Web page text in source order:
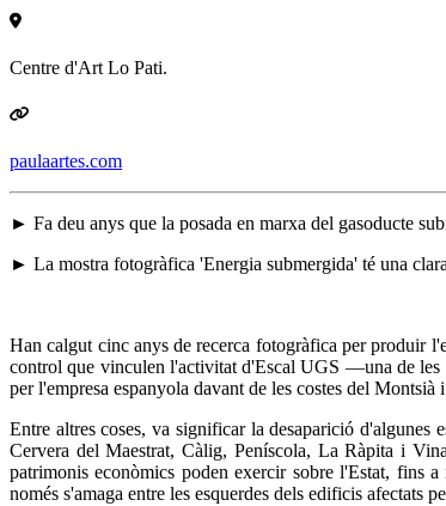
Centre d'Art Lo Pati.
paulaartes.com
► Fa deu anys que la posada en marxa del gasoducte
► La mostra fotogràfica 'Energia submergida' té una
Han calgut cinc anys de recerca fotogràfica per produir
control que vinculen l'activitat d'Escal UGS —una de les
per l'empresa espanyola davant de les costes del
Entre altres coses, va significar la desaparició d'algunes
Cervera del Maestrat, Càlig, Peníscola, La Ràpita i
patrimonis econòmics poden exercir sobre l'Estat, fins
només s'amaga entre les esquerdes dels edificis afectats